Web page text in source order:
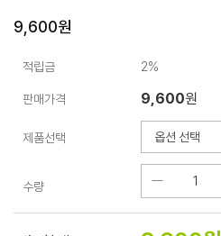
9,600원
적립금 2%
판매가격 9,600원
제품선택
수량